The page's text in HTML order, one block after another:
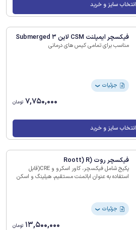
انتخاب سایز و خرید
فیکسچر ایمپلنت CSM لاین Submerged 3
مناسب برای تمامی کیس های درمانی
جزئیات ❯
7,750,000 تومان
انتخاب سایز و خرید
فیکسچر روت (Roott) R
پکیج شامل فیکسچر، کاور اسکرو و CRE(قابل
استفاده به عنوان اباتمنت مستقیم، هیلینگ و اسکن
جزئیات ❯
13,500,000 تومان